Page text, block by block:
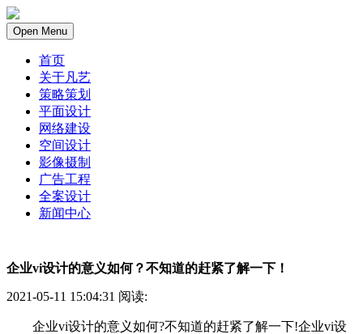
Open Menu
首页
关于凡艺
策略策划
平面设计
网络建设
空间设计
影像摄制
广告工程
全案设计
新闻中心
企业vi设计的意义如何？不知道的赶紧了解一下！
2021-05-11 15:04:31 阅读:
企业vi设计的意义如何?不知道的赶紧了解一下!企业vi设